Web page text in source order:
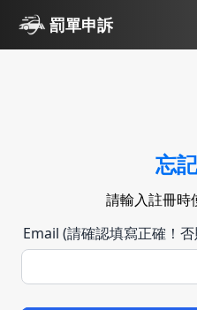
罰單申訴
忘
請輸入註冊時
Email (請確認填寫正確！